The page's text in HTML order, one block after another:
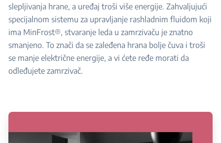
slepljivanja hrane, a uređaj troši više energije. Zahvaljujući
specijalnom sistemu za upravljanje rashladnim fluidom koji
ima MinFrost®, stvaranje leda u zamrzivaču je znatno
smanjeno. To znači da se zaleđena hrana bolje čuva i troši
se manje električne energije, a vi ćete ređe morati da
odleđujete zamrzivač.